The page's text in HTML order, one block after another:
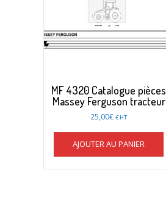
MF 4320 Catalogue pièces
Massey Ferguson tracteur
25,00€ € HT
AJOUTER AU PANIER